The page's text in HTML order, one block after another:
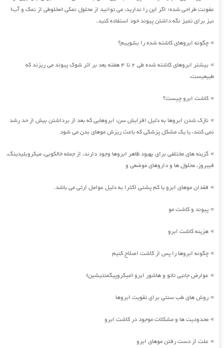
عفونت طراحی شده؛ اگر این را ندارید، می توانید از محلول نمکی (مخلوطی از نمک و آب)
نیز برای تمیز نگه داشتن پیوند خود استفاده کنید.
» چگونه ابروهای کاشته شده را بشوییم؟
»
بیشتر ابروهای کاشته شده طی 2 تا 4 هفته بعد بر اثر شوک پیوند می ریزند که
طبیعیست،
» کاشت ابرو چیست؟
» نازک شدن ابروها به دلیل افزایش سن، ابروهایی که بعد از برداشتن بیش از حد رشد
نمی کنند، یا یک مشکل پزشکی که باعث ریزش موهای بدن می شود
» گزینه های مختلفی برای بهبود ظاهر ابروها وجود دارند، از جمله خالکوبی، میکروبلیدینگ،
فیبروز، محلول ها و داروهای موضعی و
» فقدان موهای ابرو یا کم پشتی اکثرا به دلیل عوامل ارثی می باشد.
» پیوند و کاشت مو
» هزینه کاشت ابرو
» چگونه ابروها را پس از کاشت اصلاح کنیم
» عوارض جانبی تاتو و هاشور ابرو (میکروپیگمنتیشین)
» روش های طب سنتی برای تقویت ابروها
» محدودیت ها و مشکلات موجود در کاشت ابرو
» علت از دست رفتن موهای ابرو